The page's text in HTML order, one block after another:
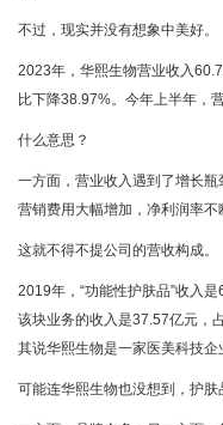
不过，现实并没有想象中美好。
2023年，华熙生物营业收入
比下降38.97%。今年上半年，
什么意思？
一方面，营业收入遇到了增长
营销费用大幅增加，净利润率不
这就不得不提公司的营收构成。
2019年，“功能性护肤品”收入
该块业务的收入是37.57亿元，
其说华熙生物是一家医美科技企
可能连华熙生物也没想到，护肤